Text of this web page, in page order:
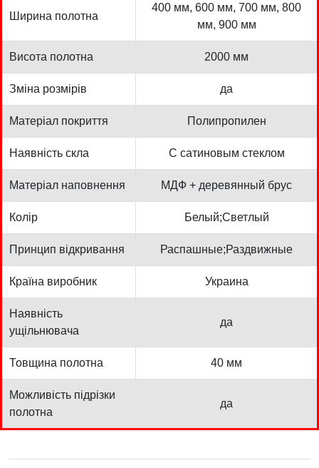
Ширина полотна
400 мм, 600 мм, 700 мм, 800
мм, 900 мм
Висота полотна 2000 мм
Зміна розмірів да
Матеріал покриття Полипропилен
Наявність скла С сатиновым стеклом
Матеріал наповнення МДФ + деревянный брус
Колір Белый;Светлый
Принцип відкривання Распашные;Раздвижные
Країна виробник Украина
Наявність
ущільнювача
да
Товщина полотна 40 мм
Можливість підрізки
полотна
да